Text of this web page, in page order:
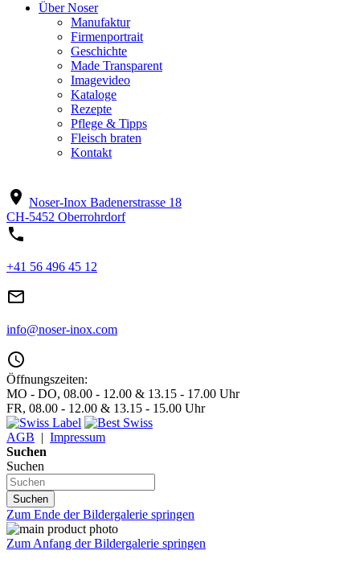
Über Noser
Manufaktur
Firmenportrait
Geschichte
Made Transparent
Imagevideo
Kataloge
Rezepte
Pflege & Tipps
Fleisch braten
Kontakt
location_on Noser-Inox Badenerstrasse 18
CH-5452 Oberrohrdorf
phone
+41 56 496 45 12
mail_outline
info@noser-inox.com
access_time
Öffnungszeiten:
MO - DO, 08.00 - 12.00 & 13.15 - 17.00 Uhr
FR, 08.00 - 12.00 & 13.15 - 15.00 Uhr
AGB | Impressum
Suchen
Suchen
Suchen
Zum Ende der Bildergalerie springen
Zum Anfang der Bildergalerie springen